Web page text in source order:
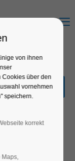
Menu
von ihnen
Cookies über den
vornehmen
speichern.
korrekt
Maps,